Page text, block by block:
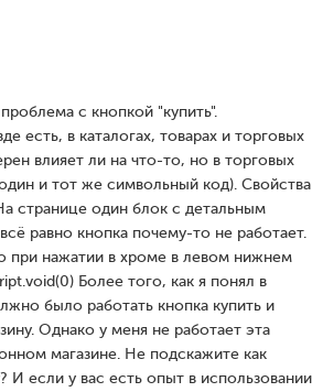
с кнопкой "купить".
есть, в каталогах, товарах и торговых
влияет ли на что-то, но в торговых
и тот же символьный код). Свойства
странице один блок с детальным
равно кнопка почему-то не работает.
при нажатии в хроме в левом нижнем
Более того, как я понял в
было работать кнопка купить и
Однако у меня не работает эта
магазине. Не подскажите как
И если у вас есть опыт в использовании